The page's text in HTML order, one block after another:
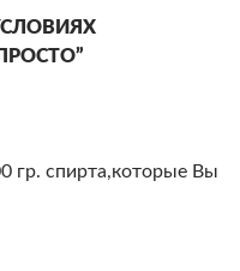
гр. спирта,которые Вы